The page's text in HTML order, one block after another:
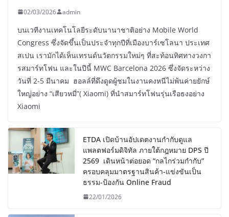
02/03/2026 admin
บนเวทีงานเทคโนโลยีระดับนานาชาติอย่าง Mobile World
Congress ซึ่งจัดขึ้นเป็นประจำทุกปีที่เมืองบาร์เซโลนา ประเทศ
สเปน เรามักได้เห็นเทรนด์นวัตกรรมใหม่ๆ ที่สะท้อนทิศทางวงกา
รสมาร์ทโฟน และในปีนี้ MWC Barcelona 2026 ซึ่งจัดระหว่าง
วันที่ 2-5 มีนาคม ฮอลล์ที่ดึงดูดผู้ชมในงานคงหนีไม่พ้นค่ายยักษ์
ใหญ่อย่าง “เสียวหมี่”( Xiaomi) ที่นำสมาร์ทโฟนรุ่นเรือธงอย่าง
Xiaomi
ETDA เปิดบ้านอัปเดตงานกำกับดูแล
แพลตฟอร์มดิจิทัล ภายใต้กฎหมาย DPS ปี
2569 เดินหน้าต่อยอด “กลไกร่วมกำกับ”
ครอบคลุมมาตรฐานสินค้า-แข่งขันเป็น
ธรรม-ป้องกัน Online Fraud
22/01/2026